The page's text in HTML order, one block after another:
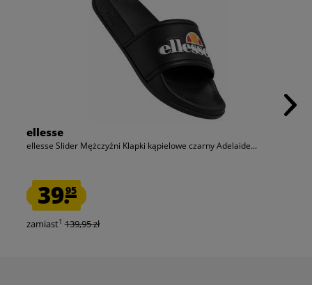
ellesse
ellesse Slider Mężczyźni Klapki kąpielowe czarny Adelaide...
39.95
zamiast1 139,95 zł